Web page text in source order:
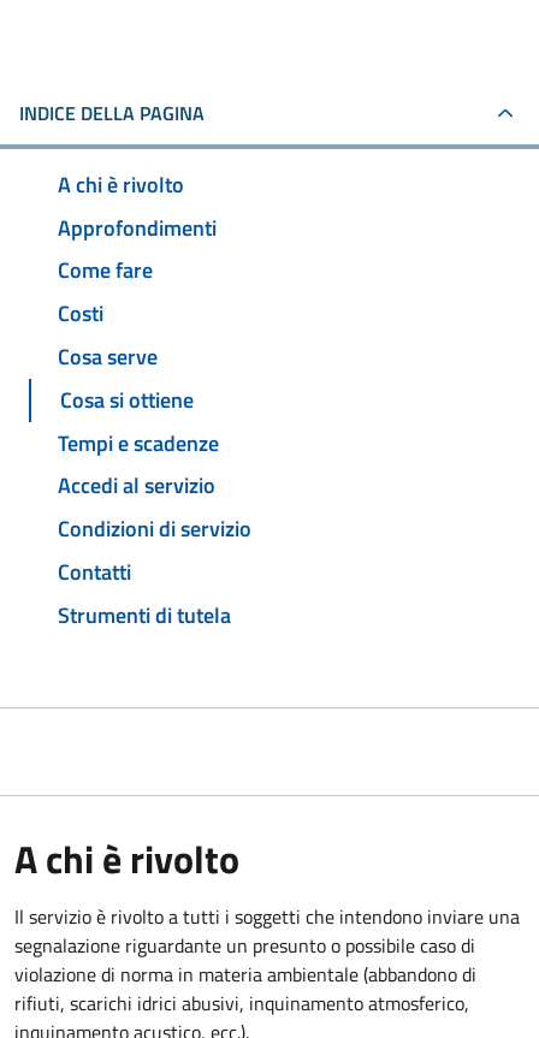
INDICE DELLA PAGINA
A chi è rivolto
Approfondimenti
Come fare
Costi
Cosa serve
Cosa si ottiene
Tempi e scadenze
Accedi al servizio
Condizioni di servizio
Contatti
Strumenti di tutela
A chi è rivolto
Il servizio è rivolto a tutti i soggetti che intendono inviare una
segnalazione riguardante un presunto o possibile caso di
violazione di norma in materia ambientale (abbandono di
rifiuti, scarichi idrici abusivi, inquinamento atmosferico,
inquinamento acustico, ecc.).